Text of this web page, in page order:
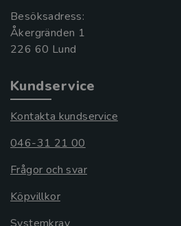
Besöksadress:
Åkergränden 1
Kundservice
Kontakta kundservice
046-31 21 00
Frågor och svar
Köpvillkor